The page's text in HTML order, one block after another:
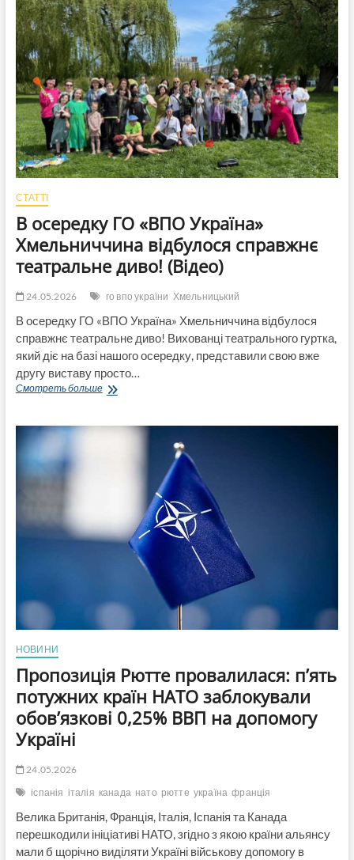
та
оптимізацію
університетів
через
демографічний
спад
СТАТТІ
В осередку ГО «ВПО Україна»
Хмельниччина відбулося справжнє
театральне диво! (Відео)
24.05.2026 го впо україни Хмельницький
В осередку ГО «ВПО Україна» Хмельниччина відбулося
справжнє театральне диво! Вихованці театрального гуртка,
який діє на базі нашого осередку, представили свою вже
другу виставу просто…
Смотреть большеВ
«ВПО
театральне
(Відео)
НОВИНИ
Пропозиція Рютте провалилася: п’ять
потужних країн НАТО заблокували
обов’язкові 0,25% ВВП на допомогу
Україні
24.05.2026
іспанія італія канада нато рютте україна франція
Велика Британія, Франція, Італія, Іспанія та Канада
перешкодили ініціативі НАТО, згідно з якою країни альянсу
мали б щорічно виділяти Україні військову допомогу в